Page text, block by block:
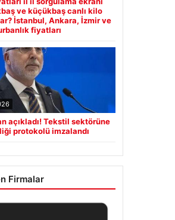
ve küçükbaş canlı kilo
İstanbul, Ankara, İzmir ve
fiyatları
açıkladı! Tekstil sektörüne
protokolü imzalandı
Firmalar